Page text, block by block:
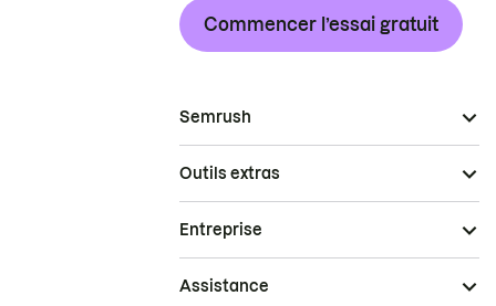
Commencer l’essai gratuit
Semrush
Outils extras
Entreprise
Assistance